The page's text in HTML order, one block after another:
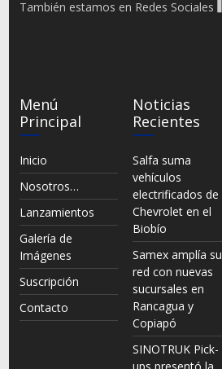
También estamos en Redes Sociales
Menú
Principal
Inicio
Nosotros…
Lanzamientos
Galería de
Imágenes
Suscripción
Contacto
Noticias
Recientes
Salfa suma
vehículos
electrificados de
Chevrolet en el
Biobío
Samex amplía su
red con nuevas
sucursales en
Rancagua y
Copiapó
SINOTRUK Pick-